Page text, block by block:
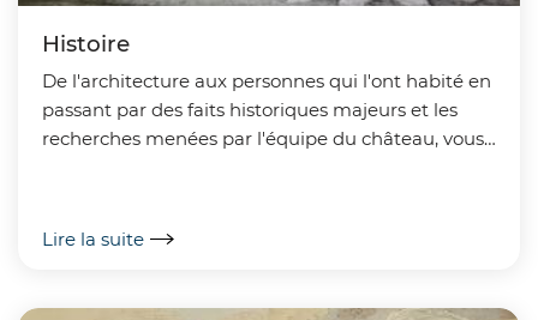
Histoire
De l'architecture aux personnes qui l'ont habité en
passant par des faits historiques majeurs et les
recherches menées par l'équipe du château, vous
Lire la suite